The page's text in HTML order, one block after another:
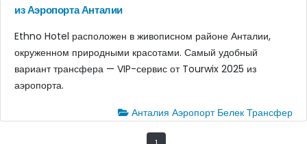
из Аэропорта Анталии
Ethno Hotel расположен в живописном районе Анталии,
окруженном природными красотами. Самый удобный
вариант трансфера — VIP-сервис от Tourwix 2025 из
аэропорта.
Анталия Аэропорт Белек Трансфер